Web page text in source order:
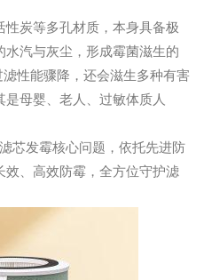
炭等多孔材质，本身具备极
汽与灰尘，形成霉菌滋生的
性能骤降，还会滋生多种有害
母婴、老人、过敏体质人
芯发霉核心问题，依托先进防
、高效防霉，全方位守护滤